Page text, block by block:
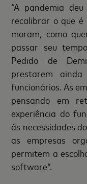
“A pandemia
recalibrar o que
moram, como
passar seu
Pedido de
prestarem
funcionários. As
pensando em
experiência do
às necessidades
as empresas
permitem a
software”.